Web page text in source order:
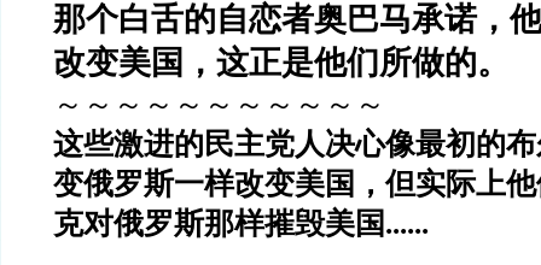
那个白舌的自恋者奥巴马承诺，
改变美国，这正是他们所做的。
～～～～～～～～～～～
这些激进的民主党人决心像最初的
变俄罗斯一样改变美国，但实际上
克对俄罗斯那样摧毁美国......